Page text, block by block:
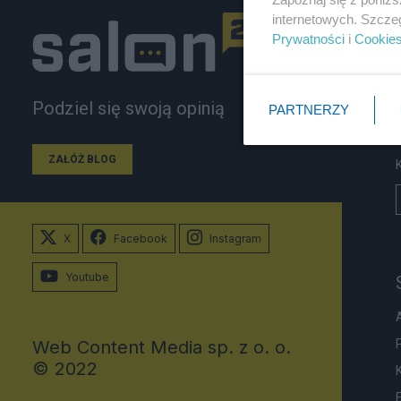
Podziel się swoją opinią
ZAŁÓŻ BLOG
X Facebook Instagram
Youtube
Web Content Media sp. z o. o.
© 2022
internetowych.
Prywatności i Cookies
PARTNERZY